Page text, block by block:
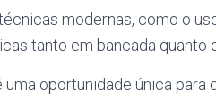
modernas, como o
tanto em bancada quanto
uma oportunidade única para